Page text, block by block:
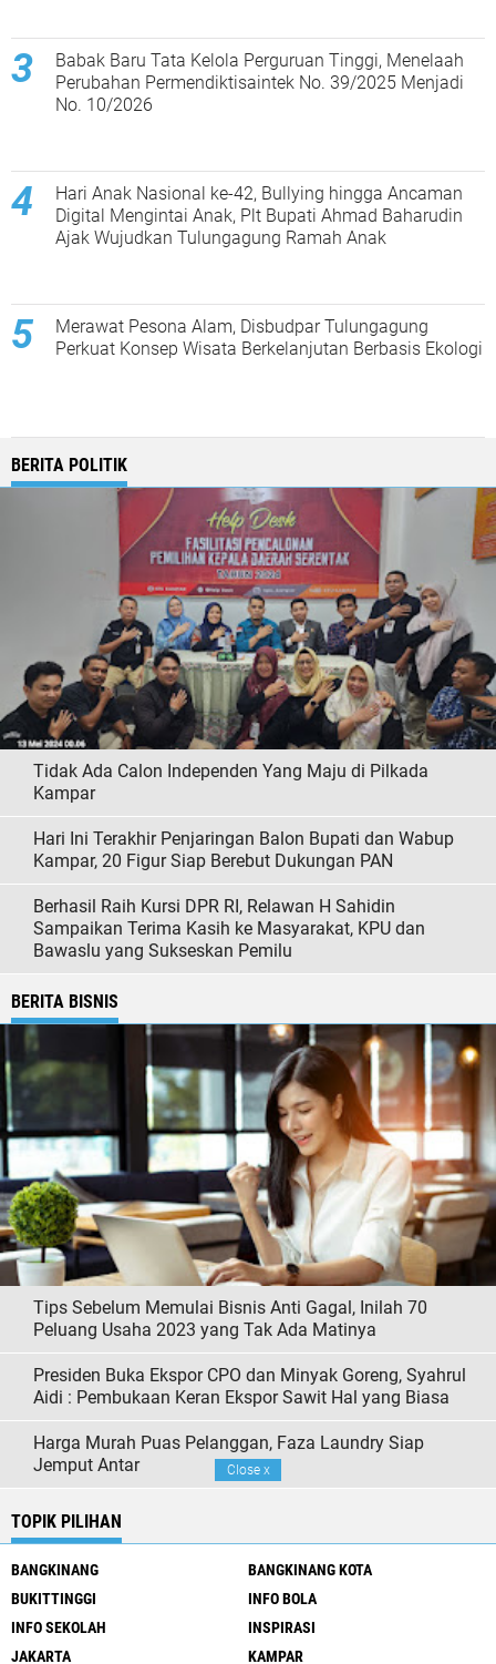
Babak Baru Tata Kelola Perguruan Tinggi, Menelaah
Perubahan Permendiktisaintek No. 39/2025 Menjadi
No. 10/2026
Hari Anak Nasional ke-42, Bullying hingga Ancaman
Digital Mengintai Anak, Plt Bupati Ahmad Baharudin
Ajak Wujudkan Tulungagung Ramah Anak
Merawat Pesona Alam, Disbudpar Tulungagung
Perkuat Konsep Wisata Berkelanjutan Berbasis Ekologi
BERITA POLITIK
Tidak Ada Calon Independen Yang Maju di Pilkada
Kampar
Hari Ini Terakhir Penjaringan Balon Bupati dan Wabup
Kampar, 20 Figur Siap Berebut Dukungan PAN
Berhasil Raih Kursi DPR RI, Relawan H Sahidin
Sampaikan Terima Kasih ke Masyarakat, KPU dan
Bawaslu yang Sukseskan Pemilu
BERITA BISNIS
Tips Sebelum Memulai Bisnis Anti Gagal, Inilah 70
Peluang Usaha 2023 yang Tak Ada Matinya
Presiden Buka Ekspor CPO dan Minyak Goreng, Syahrul
Aidi : Pembukaan Keran Ekspor Sawit Hal yang Biasa
Harga Murah Puas Pelanggan, Faza Laundry Siap
Jemput Antar
TOPIK PILIHAN
BANGKINANG
BANGKINANG KOTA
BUKITTINGGI
INFO BOLA
INFO SEKOLAH
INSPIRASI
JAKARTA
KAMPAR
Close x